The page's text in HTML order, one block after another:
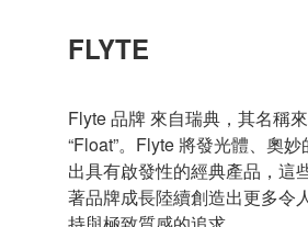
FLYTE
Flyte 品牌 來自瑞典，其名稱
“Float”。Flyte 將發光體、奧
出具有啟發性的經典產品，這
著品牌成長陸續創造出更多令